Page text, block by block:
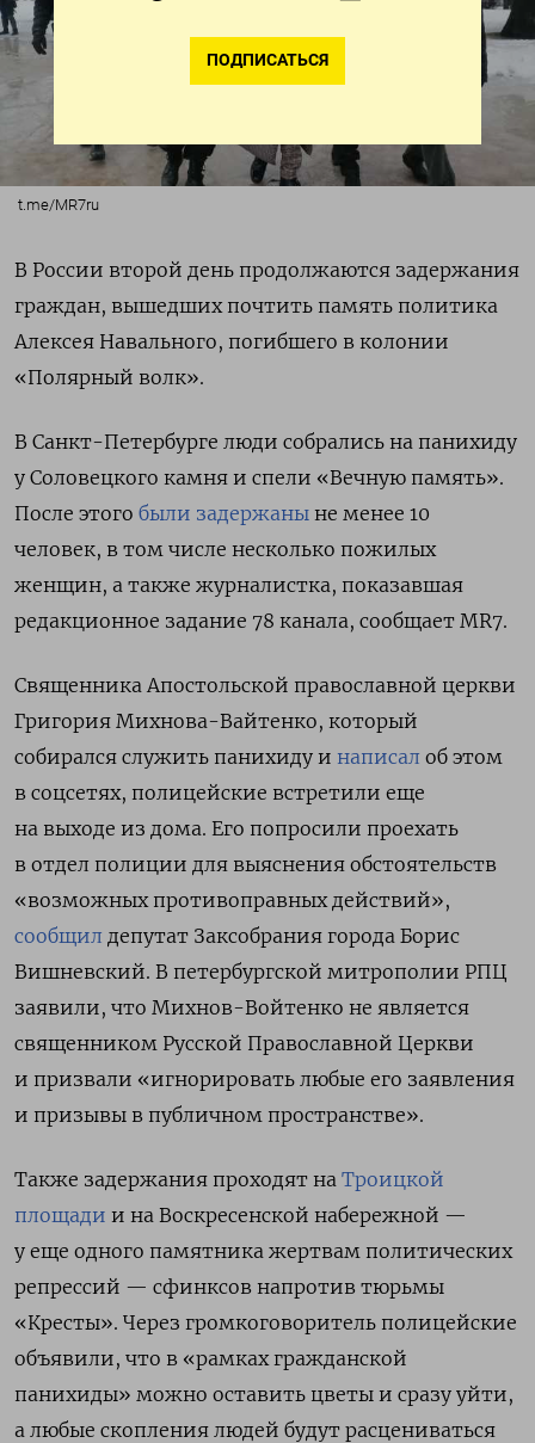
ПОДПИСАТЬСЯ
t.me/MR7ru
В России второй день продолжаются задержания
граждан, вышедших почтить память политика
Алексея Навального, погибшего в колонии
«Полярный волк».
В Санкт-Петербурге люди собрались на панихиду
у Соловецкого камня и спели «Вечную память».
После этого были задержаны не менее 10
человек, в том числе несколько пожилых
женщин, а также журналистка, показавшая
редакционное задание 78 канала, сообщает MR7.
Священника Апостольской православной церкви
Григория Михнова-Вайтенко, который
собирался служить панихиду и написал об этом
в соцсетях, полицейские встретили еще
на выходе из дома. Его попросили проехать
в отдел полиции для выяснения обстоятельств
«возможных противоправных действий»,
сообщил депутат Заксобрания города Борис
Вишневский. В петербургской митрополии РПЦ
заявили, что Михнов-Войтенко не является
священником Русской Православной Церкви
и призвали «игнорировать любые его заявления
и призывы в публичном пространстве».
Также задержания проходят на Троицкой
площади и на Воскресенской набережной —
у еще одного памятника жертвам политических
репрессий — сфинксов напротив тюрьмы
«Кресты». Через громкоговоритель полицейские
объявили, что в «рамках гражданской
панихиды» можно оставить цветы и сразу уйти,
а любые скопления людей будут расцениваться